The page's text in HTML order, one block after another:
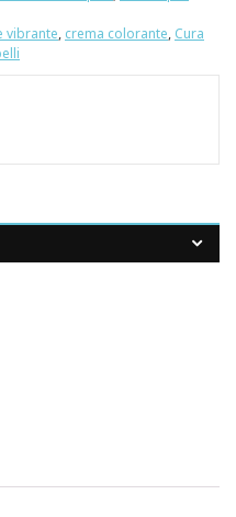
vibrante, crema colorante, Cura